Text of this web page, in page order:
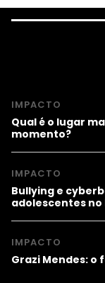
IMPACTO
Qual é o lugar
momento?
IMPACTO
Bullying e
adolescentes no
IMPACTO
Grazi Mendes: